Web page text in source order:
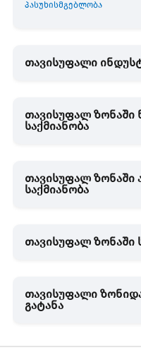
პასუხისმგებლობა
თავისუფალი
თავისუფალ ზონაში
საქმიანობა
თავისუფალ ზონაში
საქმიანობა
თავისუფალ ზონაში
თავისუფალი
გატანა